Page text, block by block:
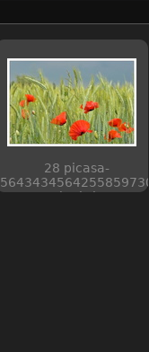
28 picasa-
5643434564255859730
web piwigo